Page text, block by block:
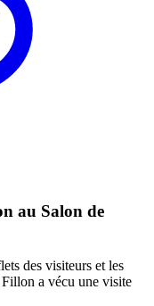
au Salon de
des visiteurs et les
Fillon a vécu une visite